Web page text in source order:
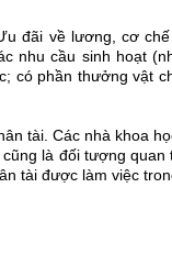
đãi về lương, cơ
nhu cầu sinh hoạt
có phần thưởng vật
tài. Các nhà khoa
là đối tượng
tài được làm việc